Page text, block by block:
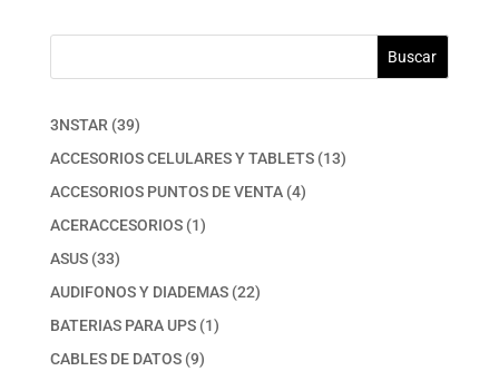
Buscar
3NSTAR 3939
productos
ACCESORIOS CELULARES Y TABLETS 1313
ACCESORIOS PUNTOS DE VENTA 44
ACERACCESORIOS 11
ASUS 3333
productos
AUDIFONOS Y DIADEMAS 2222
BATERIAS PARA UPS 11
CABLES DE DATOS 99